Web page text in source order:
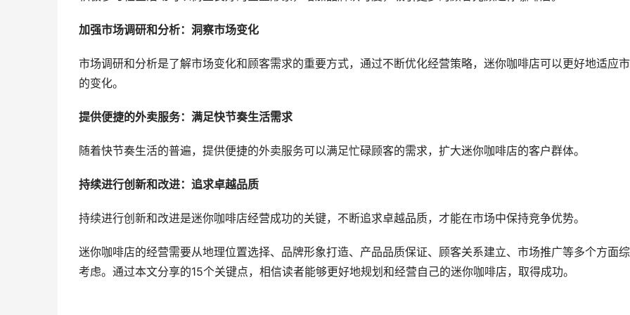
加强市场调研和分析：洞察市场变化
市场调研和分析是了解市场变化和顾客需求的重要方式，通过不断优化经营策略，迷你咖啡店可以更好地适应
的变化。
提供便捷的外卖服务：满足快节奏生活需求
随着快节奏生活的普遍，提供便捷的外卖服务可以满足忙碌顾客的需求，扩大迷你咖啡店的客户群体。
持续进行创新和改进：追求卓越品质
持续进行创新和改进是迷你咖啡店经营成功的关键，不断追求卓越品质，才能在市场中保持竞争优势。
迷你咖啡店的经营需要从地理位置选择、品牌形象打造、产品品质保证、顾客关系建立、市场推广等多个方面
考虑。通过本文分享的15个关键点，相信读者能够更好地规划和经营自己的迷你咖啡店，取得成功。